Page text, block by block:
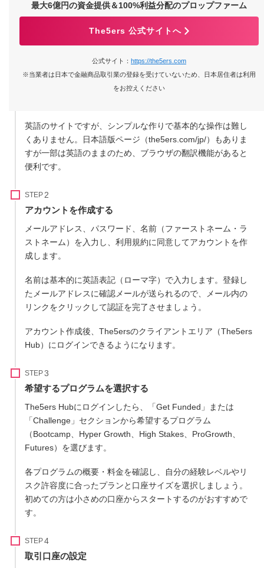
最大6億円の資金提供＆100%利益分配のプロップファーム
The5ers 公式サイトへ
公式サイト： https://the5ers.com
※当業者は日本で金融商品取引業の登録を受けていないため、日本居住者は利用
をお控えください
英語のサイトですが、シンプルな作りで基本的な操作は難し
くありません。日本語版ページ（the5ers.com/jp/）もありま
すが一部は英語のままのため、ブラウザの翻訳機能があると
便利です。
STEP
アカウントを作成する
メールアドレス、パスワード、名前（ファーストネーム・ラ
ストネーム）を入力し、利用規約に同意してアカウントを作
成します。
名前は基本的に英語表記（ローマ字）で入力します。登録し
たメールアドレスに確認メールが送られるので、メール内の
リンクをクリックして認証を完了させましょう。
アカウント作成後、The5ersのクライアントエリア（The5ers
Hub）にログインできるようになります。
STEP
希望するプログラムを選択する
The5ers Hubにログインしたら、「Get Funded」または
「Challenge」セクションから希望するプログラム
（Bootcamp、Hyper Growth、High Stakes、ProGrowth、
Futures）を選びます。
各プログラムの概要・料金を確認し、自分の経験レベルやリ
スク許容度に合ったプランと口座サイズを選択しましょう。
初めての方は小さめの口座からスタートするのがおすすめで
す。
STEP
取引口座の設定